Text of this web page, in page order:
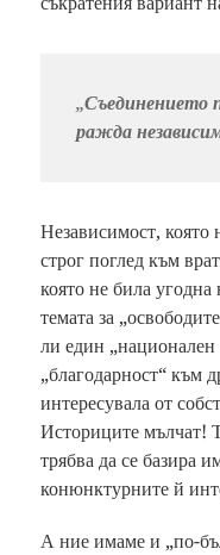
„Съединението
ражда
Независимост, която
строг поглед към
която не била угодна
темата за
ли един „национален
„благодарност“ към
интересувала от
Историците мълчат!
трябва да се базира
конюнктурните й
А ние имаме и „по-